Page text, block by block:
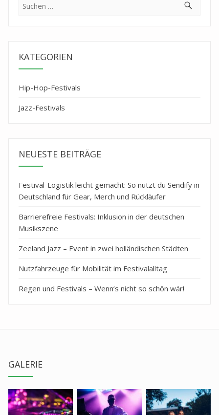
KATEGORIEN
Hip-Hop-Festivals
Jazz-Festivals
NEUESTE BEITRÄGE
Festival-Logistik leicht gemacht: So nutzt du Sendify in
Deutschland für Gear, Merch und Rückläufer
Barrierefreie Festivals: Inklusion in der deutschen
Musikszene
Zeeland Jazz – Event in zwei holländischen Städten
Nutzfahrzeuge für Mobilität im Festivalalltag
Regen und Festivals – Wenn’s nicht so schön wär!
GALERIE